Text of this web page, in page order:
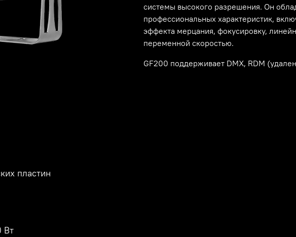
системы высокого разрешения. Он
профессиональных характеристик,
эффекта мерцания, фокусировку,
переменной скоростью.
GF200 поддерживает DMX, RDM
пластин
Вт